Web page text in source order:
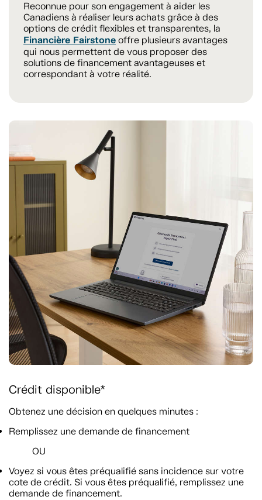
Reconnue pour son engagement à aider les
Canadiens à réaliser leurs achats grâce à des
options de crédit flexibles et transparentes, la
Financière Fairstone offre plusieurs avantages
qui nous permettent de vous proposer des
solutions de financement avantageuses et
correspondant à votre réalité.
Crédit disponible*
Obtenez une décision en quelques minutes :
Remplissez une demande de financement
OU
Voyez si vous êtes préqualifié sans incidence sur votre
cote de crédit. Si vous êtes préqualifié, remplissez une
demande de financement.